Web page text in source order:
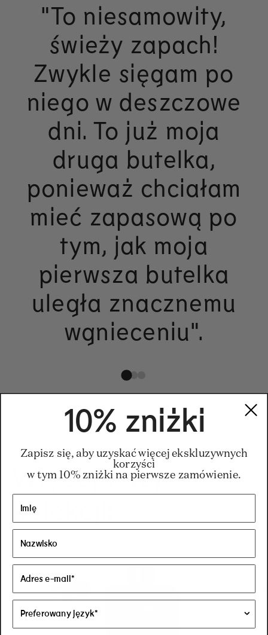
"To niesamowity,
świeży zapach!
Zwykle sięgam po
niego w deszczowe
dni. To już moja
druga butelka,
ponieważ chciałam
mieć zapasową po
tym, jak moja
pierwsza butelka
uległa znacznemu
wgnieceniu".
Więcej z tej
kolekcji:
10% zniżki
Zapisz się, aby uzyskać więcej ekskluzywnych
korzyści
w tym 10% zniżki na pierwsze zamówienie.